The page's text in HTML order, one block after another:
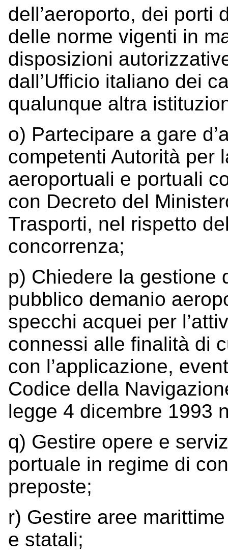
dell’aeroporto, dei porti
delle norme vigenti in
disposizioni
dall’Ufficio italiano dei
qualunque altra
o) Partecipare a gare
competenti Autorità per
aeroportuali e portuali
con Decreto del
Trasporti, nel rispetto
concorrenza;
p) Chiedere la gestione
pubblico demanio
specchi acquei per
connessi alle finalità di
con l’applicazione,
Codice della
legge 4 dicembre 1993
q) Gestire opere e
portuale in regime di
preposte;
r) Gestire aree
e statali;